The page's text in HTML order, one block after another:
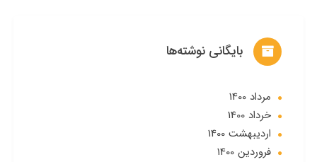
بایگانی نوشته‌ها
مرداد 1400
خرداد 1400
ارديبهشت 1400
فروردین 1400